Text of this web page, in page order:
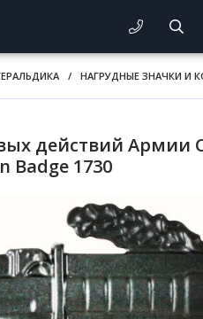
/ НАГРУДНЫЕ ЗНАЧКИ И
действий Армии
Badge 1730